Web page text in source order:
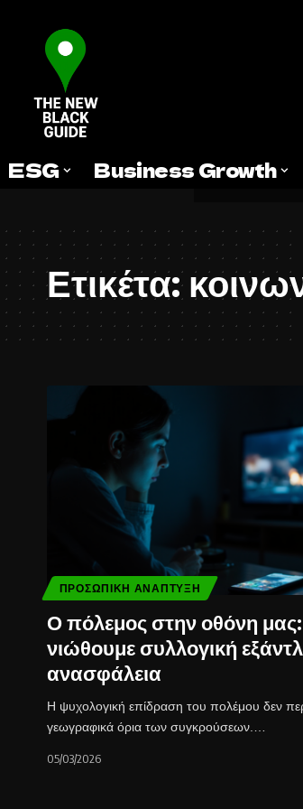
ESG Business Growth
Ετικέτα:
ΠΡΟΣΩΠΙΚΉ ΑΝΆΠΤΥΞΗ
Ο πόλεμος στην οθόνη μας:
νιώθουμε συλλογική
ανασφάλεια
Η ψυχολογική επίδραση του πολέμου δεν
γεωγραφικά όρια των συγκρούσεων.…
05/03/2026